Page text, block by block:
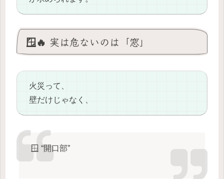
🪟🔥 実は危ないのは「窓」
火災って、
壁だけじゃなく、
🪟 “開口部”